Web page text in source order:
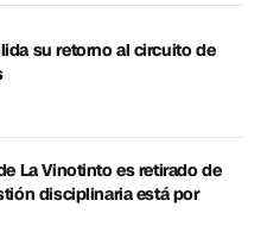
su retorno al circuito de
La Vinotinto es retirado de
disciplinaria está por